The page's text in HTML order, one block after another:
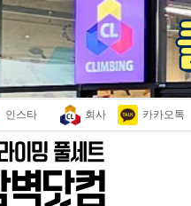
인스타 카카오톡
회사